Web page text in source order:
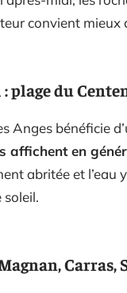
convient mieux
plage du
Anges bénéficie
affichent en
abritée et
Carras,